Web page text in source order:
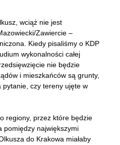
wciąż nie jest
Zawiercie –
Kiedy pisaliśmy o KDP
wykonalności całej
nie będzie
i mieszkańców są grunty,
pytanie, czy tereny ujęte w
regiony, przez które będzie
pomiędzy największymi
do Krakowa miałaby